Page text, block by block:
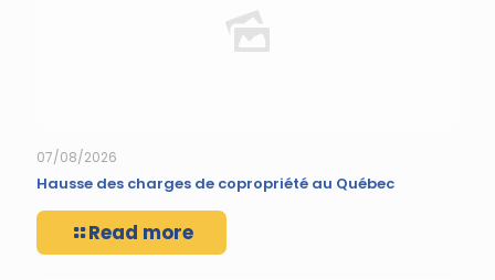
07/08/2026
Hausse des charges de copropriété au Québec
Read more